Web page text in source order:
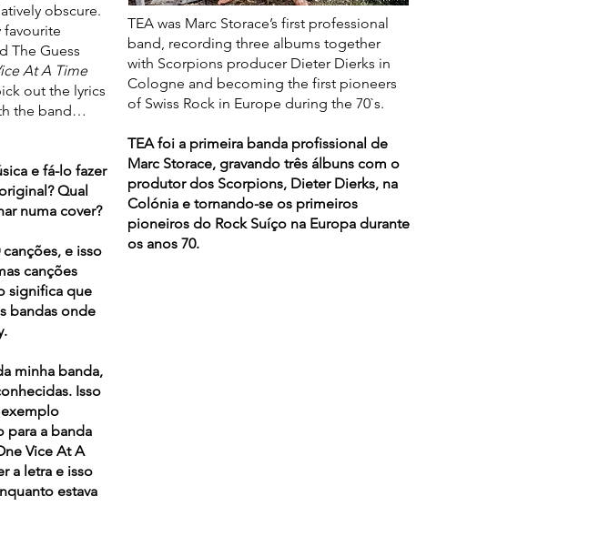
obscure.
favourite
The Guess
At A Time
out the lyrics
the band…
e fá-lo fazer
Qual
numa cover?
e isso
canções
significa que
bandas onde
minha banda,
Isso
para a banda
Vice At A
a letra e isso
estava
TEA was Marc Storace’s first professional
band, recording three albums together
with Scorpions producer Dieter Dierks in
Cologne and becoming the first pioneers
of Swiss Rock in Europe during the 70`s.
TEA foi a primeira banda profissional de
Marc Storace, gravando três álbuns com o
produtor dos Scorpions, Dieter Dierks, na
Colónia e tornando-se os primeiros
pioneiros do Rock Suíço na Europa durante
os anos 70.